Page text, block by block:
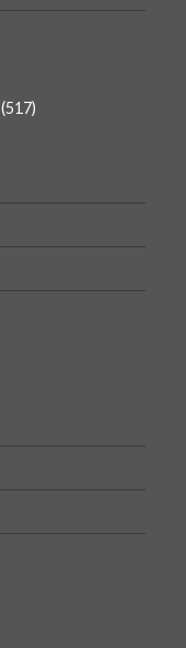
(517)